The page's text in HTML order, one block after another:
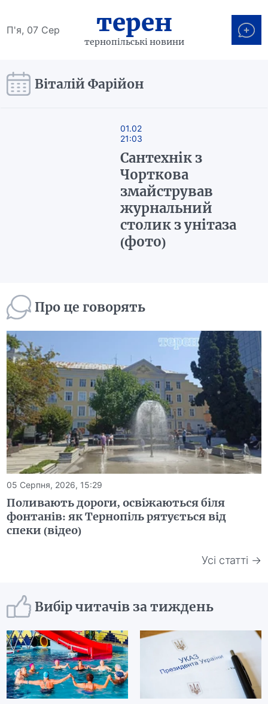
П'я, 07 Сер терен
тернопільські новини
Віталій Фарійон
01.02
21:03
Сантехнік з
Чорткова
змайстрував
журнальний
столик з унітаза
(фото)
Про це говорять
05 Серпня, 2026, 15:29
Поливають дороги, освіжаються біля
фонтанів: як Тернопіль рятується від
спеки (відео)
Усі статті →
Вибір читачів за тиждень